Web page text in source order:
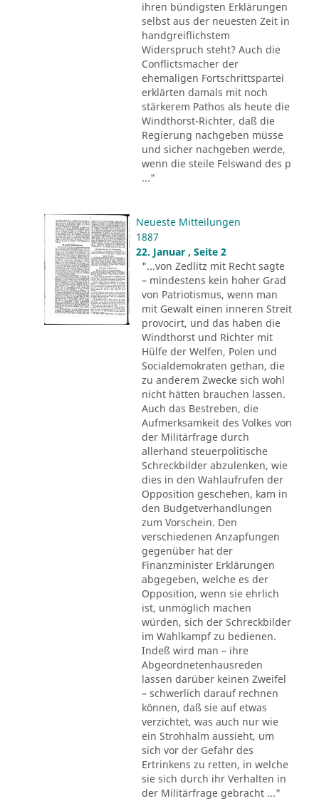
ihren bündigsten Erklärungen
selbst aus der neuesten Zeit in
handgreiflichstem
Widerspruch steht? Auch die
Conflictsmacher der
ehemaligen Fortschrittspartei
erklärten damals mit noch
stärkerem Pathos als heute die
Windthorst-Richter, daß die
Regierung nachgeben müsse
und sicher nachgeben werde,
wenn die steile Felswand des p
..."
Neueste Mitteilungen
1887
22. Januar , Seite 2
"...von Zedlitz mit Recht sagte
– mindestens kein hoher Grad
von Patriotismus, wenn man
mit Gewalt einen inneren Streit
provocirt, und das haben die
Windthorst und Richter mit
Hülfe der Welfen, Polen und
Socialdemokraten gethan, die
zu anderem Zwecke sich wohl
nicht hätten brauchen lassen.
Auch das Bestreben, die
Aufmerksamkeit des Volkes von
der Militärfrage durch
allerhand steuerpolitische
Schreckbilder abzulenken, wie
dies in den Wahlaufrufen der
Opposition geschehen, kam in
den Budgetverhandlungen
zum Vorschein. Den
verschiedenen Anzapfungen
gegenüber hat der
Finanzminister Erklärungen
abgegeben, welche es der
Opposition, wenn sie ehrlich
ist, unmöglich machen
würden, sich der Schreckbilder
im Wahlkampf zu bedienen.
Indeß wird man – ihre
Abgeordnetenhausreden
lassen darüber keinen Zweifel
– schwerlich darauf rechnen
können, daß sie auf etwas
verzichtet, was auch nur wie
ein Strohhalm aussieht, um
sich vor der Gefahr des
Ertrinkens zu retten, in welche
sie sich durch ihr Verhalten in
der Militärfrage gebracht ..."